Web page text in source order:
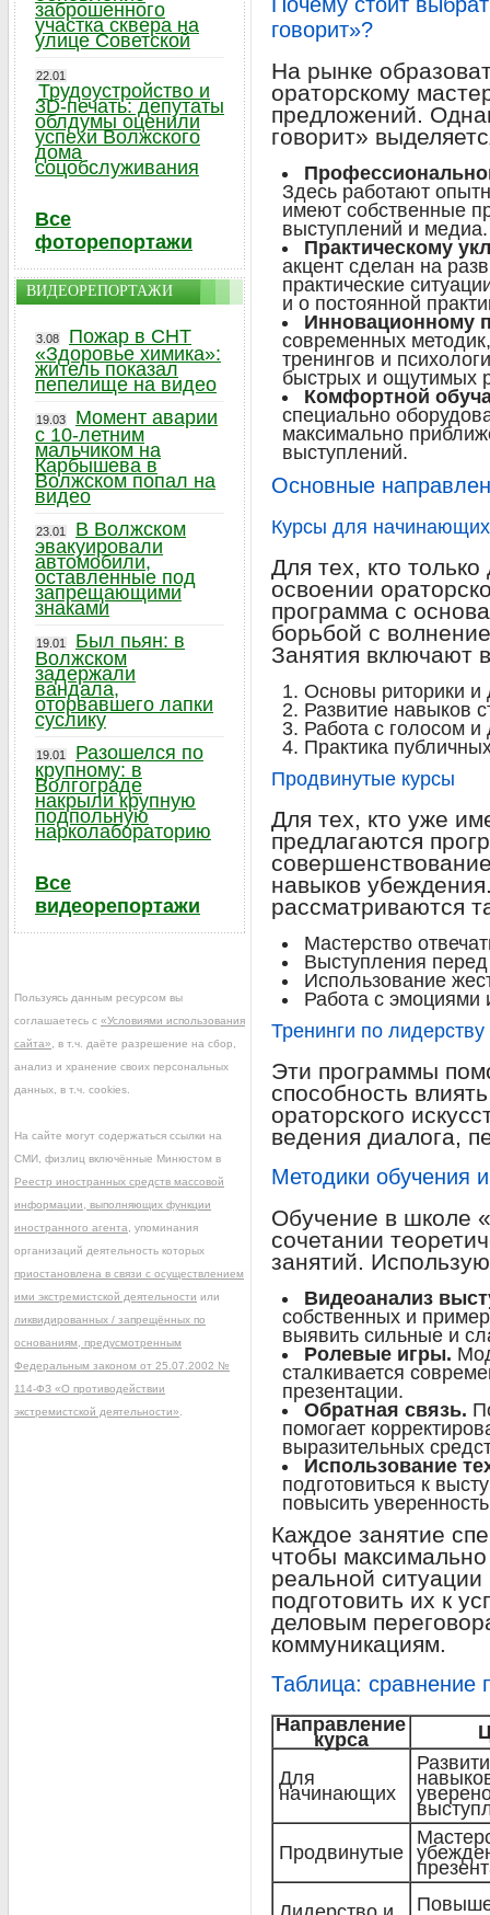
говорит»?
На рынке
ораторскому
предложений.
говорит»
Здесь работают
имеют собственные
выступлений и медиа.
Практическому
акцент сделан на
практические
и о постоянной
Инновационному
современных
тренингов и
быстрых и ощутимых
Комфортной
специально
максимально
выступлений.
Основные
Курсы для начинающих
Для тех, кто
освоении
программа с
борьбой с
Занятия включают
Основы риторики и
Развитие навыков
Работа с голосом и
Практика
Продвинутые курсы
Для тех, кто уже
предлагаются
навыков
рассматриваются
Мастерство
Выступления
Использование
Работа с эмоциями
Тренинги по
Эти программы
способность
ораторского
ведения диалога,
Методики обучения
Обучение в школе
сочетании
занятий.
Видеоанализ
собственных и
выявить сильные и
Ролевые игры.
сталкивается
презентации.
Обратная связь.
помогает
выразительных
Использование
подготовиться к
повысить
Каждое занятие
чтобы максимально
реальной
подготовить их к
деловым
коммуникациям.
Таблица: сравнение
Направление
курса
Для
начинающих
Продвинутые
заброшенного
участка сквера на
улице Советской
22.01
Трудоустройство и
3D-печать: депутаты
облдумы оценили
успехи Волжского
дома
соцобслуживания
Все
фоторепортажи
ВИДЕОРЕПОРТАЖИ
3.08
Пожар в СНТ
«Здоровье химика»:
житель показал
пепелище на видео
19.03
Момент аварии
с 10-летним
мальчиком на
Карбышева в
Волжском попал на
видео
23.01
В Волжском
эвакуировали
автомобили,
оставленные под
запрещающими
знаками
19.01
Был пьян: в
Волжском
задержали
вандала,
оторвавшего лапки
суслику
19.01
Разошелся по
крупному: в
Волгограде
накрыли крупную
подпольную
нарколабораторию
Все
видеорепортажи
Пользуясь данным ресурсом вы
соглашаетесь с «Условиями использования
сайта» , в т.ч. даёте разрешение на сбор,
анализ и хранение своих персональных
данных, в т.ч. cookies.
На сайте могут содержаться ссылки на
СМИ, физлиц включённые Минюстом в
Реестр иностранных средств массовой
информации, выполняющих функции
иностранного агента , упоминания
организаций деятельность которых
приостановлена в связи с осуществлением
ими экстремистской деятельности или
ликвидированных / запрещённых по
основаниям, предусмотренным
Федеральным законом от 25.07.2002 №
114-ФЗ «О противодействии
экстремистской деятельности»